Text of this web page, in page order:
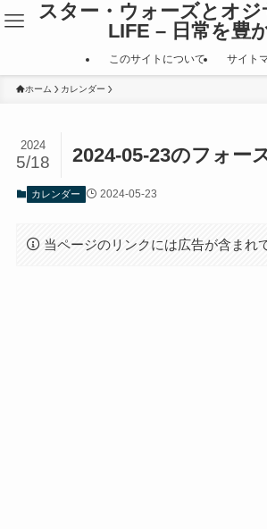
スター・ウォーズとオ
LIFE – 日常を豊
このサイトについて サイト
ホーム カレンダー
2024-05-23のフォー
2024
5/18
カレンダー 2024-05-23
当ページのリンクには広告が含まれ